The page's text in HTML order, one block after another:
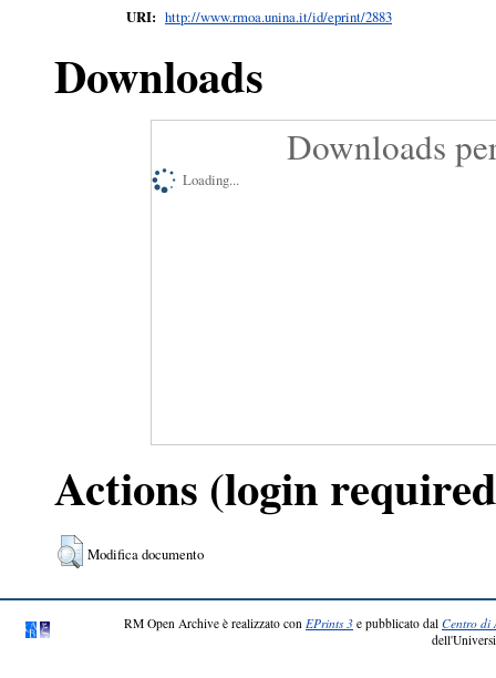
URI: http://www.rmoa.unina.it/id/eprint/2883
Downloads
Downloads
Loading...
Actions (login
Modifica documento
RM Open Archive è realizzato con EPrints 3 e pubblicato dal Centro di